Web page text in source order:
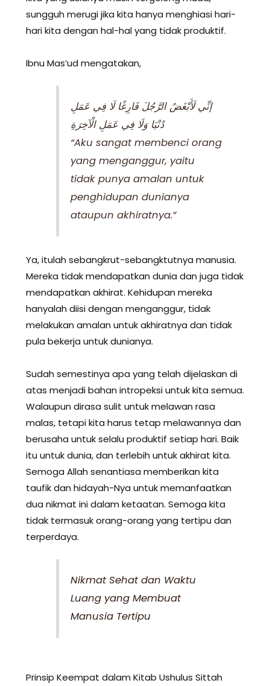
sungguh merugi jika kita hanya menghiasi hari-
hari kita dengan hal-hal yang tidak produktif.
Ibnu Mas’ud mengatakan,
إنِّي لَأَبْغَضُ الرَّجُلَ فَارِغًا لَا فِي عَمَلِ
دُنْيَا وَلَا فِي عَمَلِ الْآخِرَةِ
“Aku sangat membenci orang
yang menganggur, yaitu
tidak punya amalan untuk
penghidupan dunianya
ataupun akhiratnya.”
Ya, itulah sebangkrut-sebangktutnya manusia.
Mereka tidak mendapatkan dunia dan juga tidak
mendapatkan akhirat. Kehidupan mereka
hanyalah diisi dengan menganggur, tidak
melakukan amalan untuk akhiratnya dan tidak
pula bekerja untuk dunianya.
Sudah semestinya apa yang telah dijelaskan di
atas menjadi bahan intropeksi untuk kita semua.
Walaupun dirasa sulit untuk melawan rasa
malas, tetapi kita harus tetap melawannya dan
berusaha untuk selalu produktif setiap hari. Baik
itu untuk dunia, dan terlebih untuk akhirat kita.
Semoga Allah senantiasa memberikan kita
taufik dan hidayah-Nya untuk memanfaatkan
dua nikmat ini dalam ketaatan. Semoga kita
tidak termasuk orang-orang yang tertipu dan
terperdaya.
Nikmat Sehat dan Waktu
Luang yang Membuat
Manusia Tertipu
Prinsip Keempat dalam Kitab Ushulus Sittah